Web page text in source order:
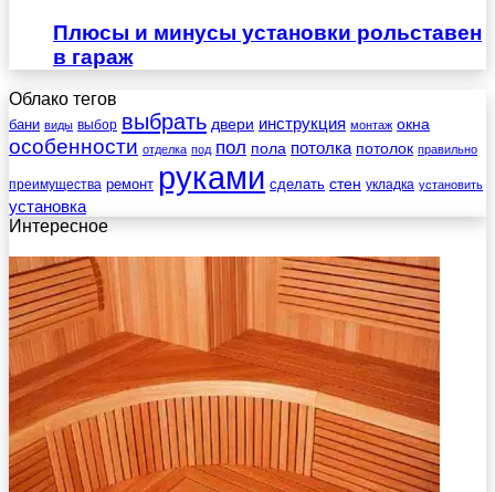
Плюсы и минусы установки рольставен
в гараж
Облако тегов
бани виды выбор выбрать двери инструкция монтаж окна
особенности отделка под пол пола потолка потолок правильно
преимущества ремонт руками сделать стен укладка установить
установка
Интересное